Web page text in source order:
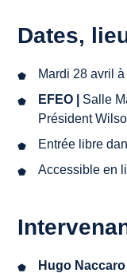
Dates,
Mardi 28 avril
EFEO | Salle
Président
Entrée libre
Accessible en
Hugo Naccaro